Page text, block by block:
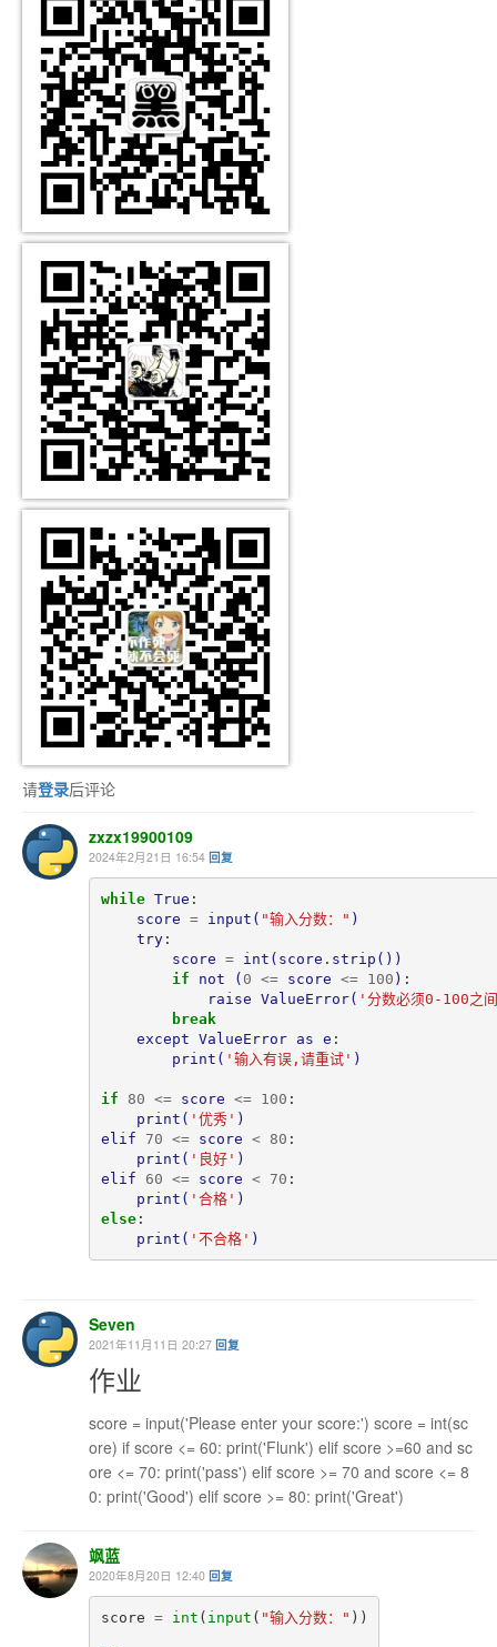
请登录后评论
zxzx19900109
2024年2月21日 16:54 回复
while True :
score = input ( "输入分数： " )
try:
score = int ( score . strip ())
if
not ( 0 <= score <= 100 ) :
raise ValueError( ' 分数必须0-100之间
break
except ValueError as e :
print ( ' 输入有误,请重试' )
if 80 <= score <= 100 :
print ( ' 优秀' )
elif
70 <= score < 80 :
print ( ' 良好' )
elif
60 <= score < 70 :
print ( ' 合格' )
else:
print ( ' 不合格' )
Seven
2021年11月11日 20:27 回复
作业
score = input('Please enter your score:') score = int(sc
ore) if score <= 60: print('Flunk') elif score >=60 and sc
ore <= 70: print('pass') elif score >= 70 and score <= 8
0: print('Good') elif score >= 80: print('Great')
飒蓝
2020年8月20日 12:40 回复
score = int ( input ( "输入分数：" ))